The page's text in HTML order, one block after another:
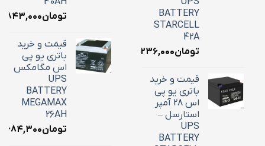
BATTERY
STARCELL
42A
تومان۱۶,۲۳۶,۰۰۰
قیمت و خرید
باتری یو پی
اس 28 آمپر
استارسل –
UPS
BATTERY
تومان
قیمت و خرید
باتری یو پی
اس مگامکس
UPS
BATTERY
MEGAMAX
26AH
تومان